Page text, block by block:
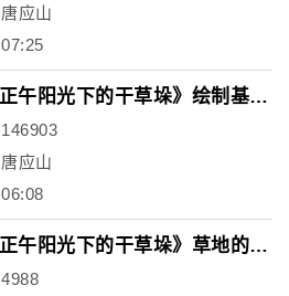
唐应山
07:25
《正午阳光下的干草垛》绘制基本..
146903
唐应山
06:08
《正午阳光下的干草垛》草地的深..
4988